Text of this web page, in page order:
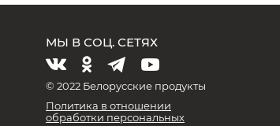
МЫ В СОЦ. СЕТЯХ
© 2022 Белорусские продукты
Политика в отношении
обработки персональных